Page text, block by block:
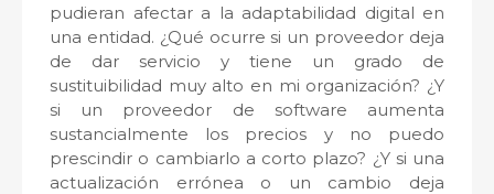
pudieran afectar a la adaptabilidad digital en
una entidad. ¿Qué ocurre si un proveedor deja
de dar servicio y tiene un grado de
sustituibilidad muy alto en mi organización? ¿Y
si un proveedor de software aumenta
sustancialmente los precios y no puedo
prescindir o cambiarlo a corto plazo? ¿Y si una
actualización errónea o un cambio deja